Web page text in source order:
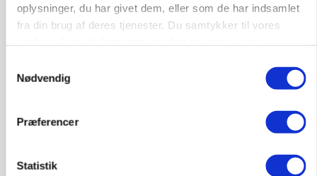
oplysninger, du har givet dem, eller som de har indsamlet
fra din brug af deres tjenester. Du samtykker til vores
Nødvendig
Præferencer
Statistik
Før såmaskinen kører: Her er efterårets største
skadedyrsrisici
Annonce